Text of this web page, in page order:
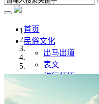
首页
民俗文化
出马出道
表文
修行领悟